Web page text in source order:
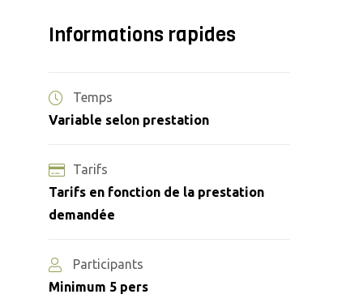
Informations rapides
Temps
Variable selon prestation
Tarifs
Tarifs en fonction de la prestation
demandée
Participants
Minimum 5 pers